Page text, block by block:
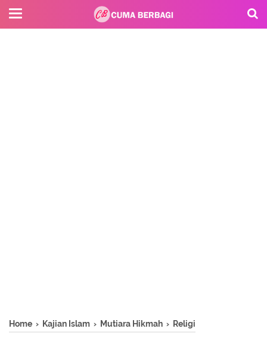
Home › Kajian Islam › Mutiara Hikmah › Religi